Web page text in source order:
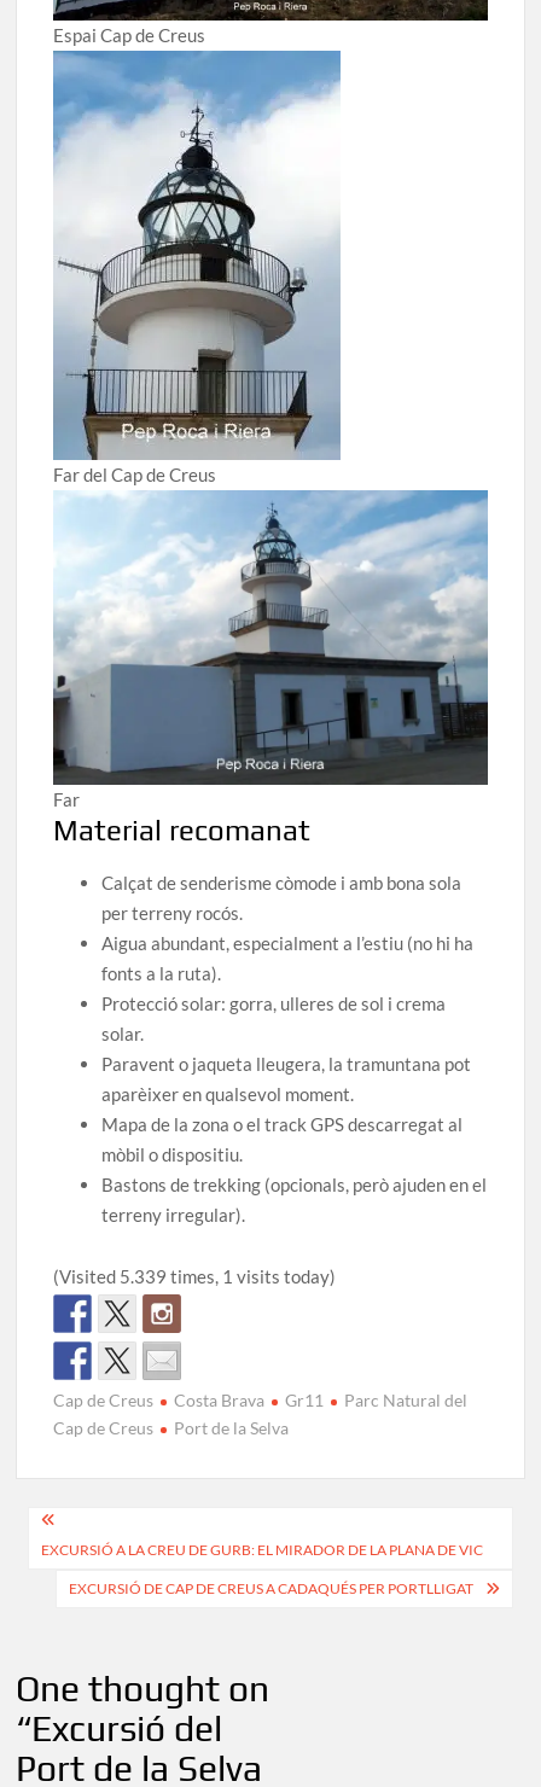
Espai Cap de Creus
Far del Cap de Creus
Far
Material recomanat
Calçat de senderisme còmode i amb bona sola
per terreny rocós.
Aigua abundant, especialment a l’estiu (no hi ha
fonts a la ruta).
Protecció solar: gorra, ulleres de sol i crema
solar.
Paravent o jaqueta lleugera, la tramuntana pot
aparèixer en qualsevol moment.
Mapa de la zona o el track GPS descarregat al
mòbil o dispositiu.
Bastons de trekking (opcionals, però ajuden en el
terreny irregular).
(Visited 5.339 times, 1 visits today)
Cap de Creus Costa Brava Gr11
Parc Natural del
Cap de Creus
Port de la Selva
Navegació
d'entrades
EXCURSIÓ A LA CREU DE GURB: EL MIRADOR DE LA PLANA DE VIC
EXCURSIÓ DE CAP DE CREUS A CADAQUÉS PER PORTLLIGAT
One thought on
“Excursió del
Port de la Selva